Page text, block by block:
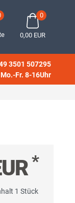
0
0,00 EUR
3501 507295
Mo.-Fr. 8-16Uhr
*
1 Stück